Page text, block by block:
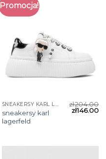
Promocja!
SNEAKERSY KARL LAGERFELD
sneakersy karl
lagerfeld
zł204.00
zł146.00